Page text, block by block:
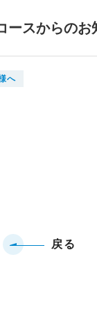
ースからのお
へ
戻る